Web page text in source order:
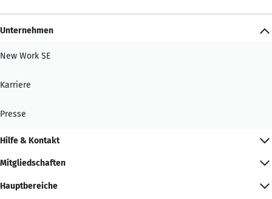
Unternehmen
New Work SE
Karriere
Presse
Hilfe & Kontakt
Mitgliedschaften
Hauptbereiche